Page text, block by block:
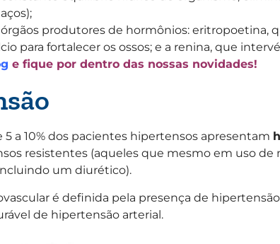
produtores de hormônios: eritropoetina,
para fortalecer os ossos; e a renina, que
e fique por dentro das nossas novidades!
a 10% dos pacientes hipertensos apresentam
resistentes (aqueles que mesmo em uso
um diurético).
é definida pela presença de
de hipertensão arterial.